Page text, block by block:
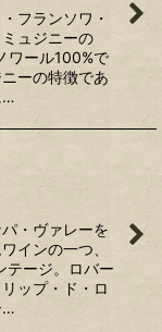
フランソワ・
ュジニーの
ワール100%で
ーの特徴であ
…
・ヴァレーを
インの一つ、
テージ。ロバー
ップ・ド・ロ
…